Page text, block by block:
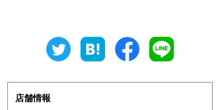
185円 三重県
大阪府
店舗情報